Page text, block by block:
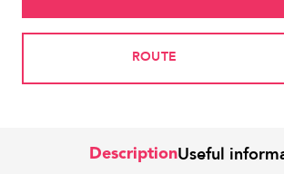
ROUTE
DescriptionUseful